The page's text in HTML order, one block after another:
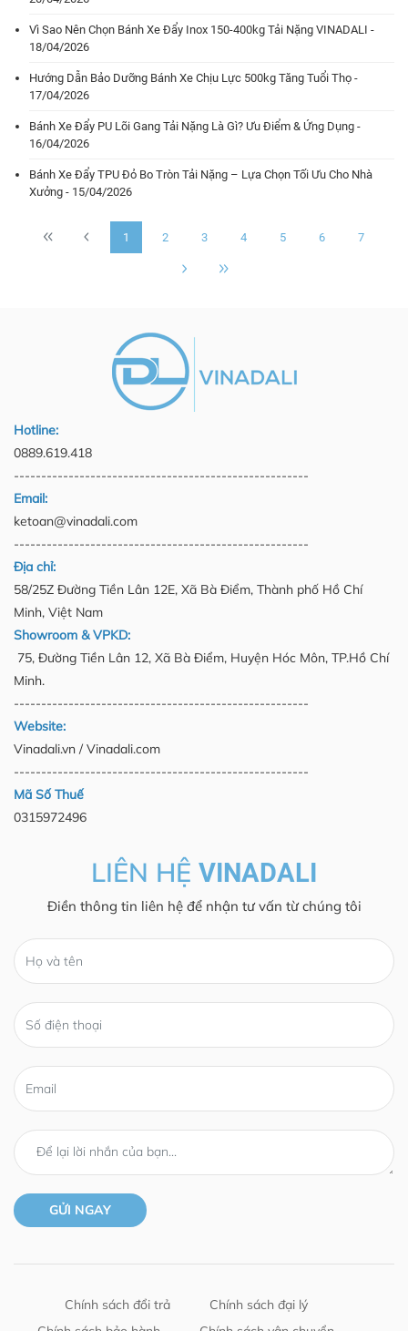
Vì Sao Nên Chọn Bánh Xe Đẩy Inox 150-400kg Tải Nặng VINADALI -
18/04/2026
Hướng Dẫn Bảo Dưỡng Bánh Xe Chịu Lực 500kg Tăng Tuổi Thọ -
17/04/2026
Bánh Xe Đẩy PU Lõi Gang Tải Nặng Là Gì? Ưu Điểm & Ứng Dụng -
16/04/2026
Bánh Xe Đẩy TPU Đỏ Bo Tròn Tải Nặng – Lựa Chọn Tối Ưu Cho Nhà
Xưởng - 15/04/2026
1 2 3 4 5 6 7
Hotline:
0889.619.418
------------------------------------------------------
Email:
ketoan@vinadali.com
------------------------------------------------------
Địa chỉ:
58/25Z Đường Tiền Lân 12E, Xã Bà Điểm, Thành phố Hồ Chí
Minh, Việt Nam
Showroom & VPKD:
75, Đường Tiền Lân 12, Xã Bà Điểm, Huyện Hóc Môn, TP.Hồ Chí
Minh.
------------------------------------------------------
Website:
Vinadali.vn / Vinadali.com
------------------------------------------------------
Mã Số Thuế
0315972496
LIÊN HỆ VINADALI
Điền thông tin liên hệ để nhận tư vấn từ chúng tôi
Chính sách đổi trả
Chính sách đại lý